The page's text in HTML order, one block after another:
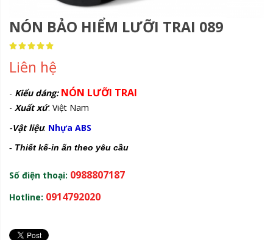
NÓN BẢO HIỂM LƯỠI TRAI 089
Rating:
100
% of100
Liên hệ
- Kiểu dáng: NÓN LƯỠI TRAI
- Xuất xứ: Việt Nam
-Vật liệu: Nhựa ABS
- Thiết kế-in ấn theo yêu cầu
Số điện thoại: 0988807187
Hotline: 0914792020